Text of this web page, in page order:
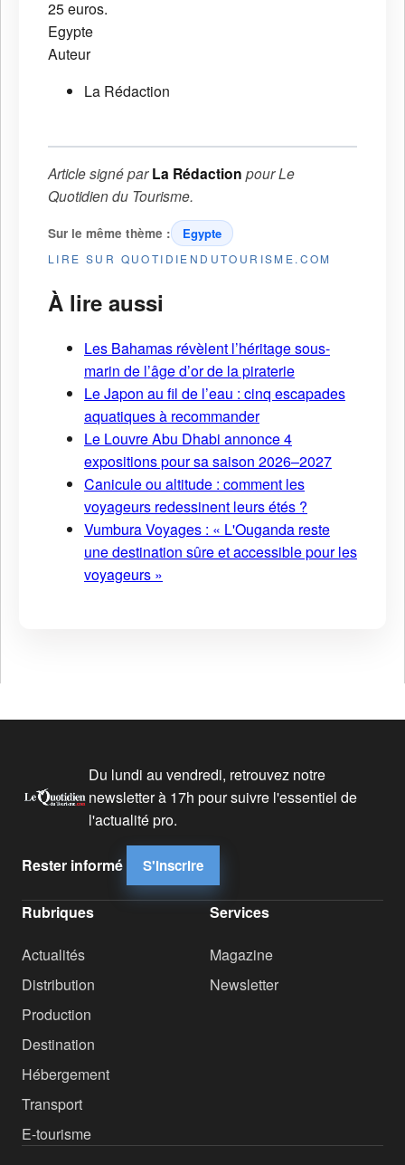
25 euros.
Egypte
Auteur
La Rédaction
Article signé parLa Rédaction pourLe
Quotidien du Tourisme.
Sur le même thème : Egypte
LIRE SUR QUOTIDIENDUTOURISME.COM
À lire aussi
Les Bahamas révèlent l’héritage sous-
marin de l’âge d’or de la piraterie
Le Japon au fil de l’eau : cinq escapades
aquatiques à recommander
Le Louvre Abu Dhabi annonce 4
expositions pour sa saison 2026–2027
Canicule ou altitude : comment les
voyageurs redessinent leurs étés ?
Vumbura Voyages : « L'Ouganda reste
une destination sûre et accessible pour les
voyageurs »
Du lundi au vendredi, retrouvez notre
newsletter à 17h pour suivre l'essentiel de
l'actualité pro.
Rester informé S'inscrire
Rubriques
Actualités
Distribution
Production
Destination
Hébergement
Transport
E-tourisme
Services
Magazine
Newsletter